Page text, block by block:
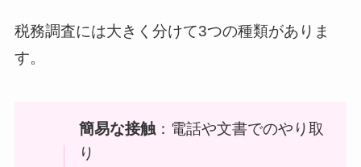
税務調査には大きく分けて3つの種類がありま
す。
簡易な接触：電話や文書でのやり取
り